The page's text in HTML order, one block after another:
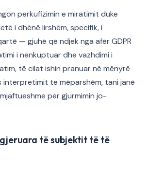
përkufizimin e miratimit duke
i dhënë lirshëm, specifik, i
— gjuhë që ndjek nga afër GDPR
i nënkuptuar dhe vazhdimi i
të cilat ishin pranuar në mënyrë
të mëparshëm, tani janë
për gjurmimin jo-
të subjektit të të